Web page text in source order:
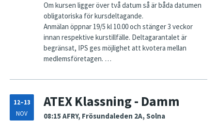
Om kursen ligger över två datum så är båda datumen
obligatoriska för kursdeltagande.
Anmälan öppnar 19/5 kl 10.00 och stänger 3 veckor
innan respektive kurstillfälle. Deltagarantalet är
begränsat, IPS ges möjlighet att kvotera mellan
medlemsföretagen. …
12–13
NOV
ATEX Klassning - Damm
08:15 AFRY, Frösundaleden 2A, Solna